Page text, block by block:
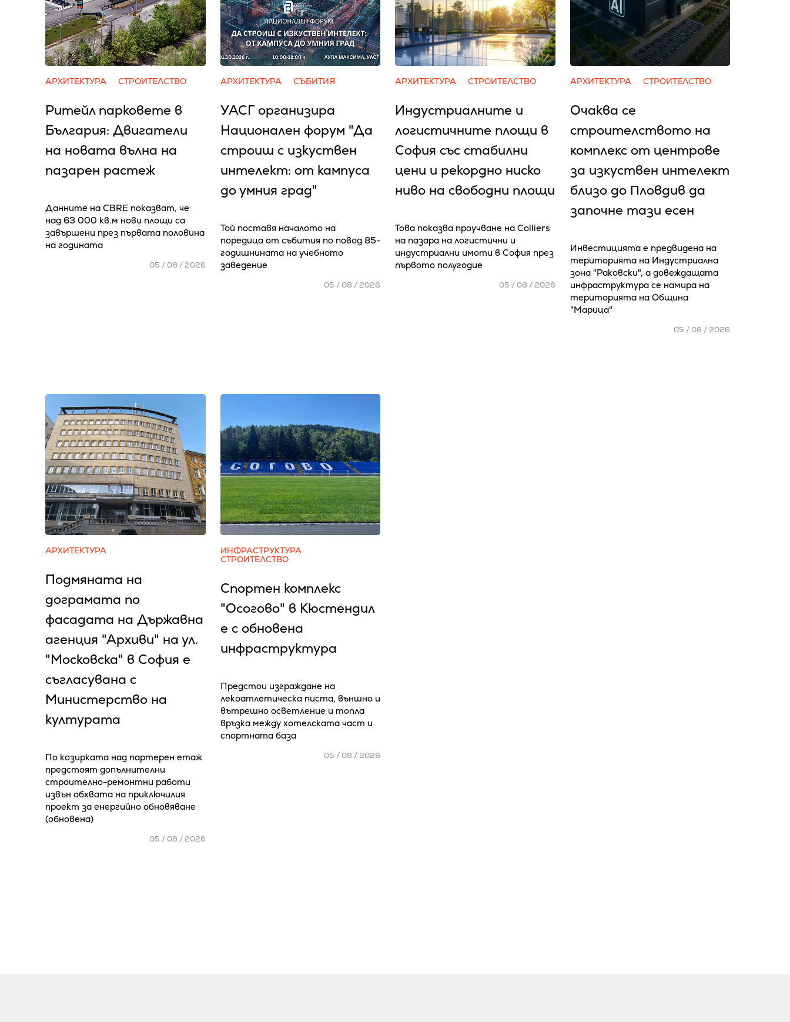
АРХИТЕКТУРА СТРОИТЕЛСТВО
Ритейл парковете в
България: Двигатели
на новата вълна на
пазарен растеж
Данните на CBRE показват, че
над 63 000 кв.м нови площи са
завършени през първата половина
на годината
05 / 08 / 2026
АРХИТЕКТУРА СЪБИТИЯ
УАСГ организира
Национален форум "Да
строиш с изкуствен
интелект: от кампуса
до умния град"
Той поставя началото на
поредица от събития по повод 85-
годишнината на учебното
заведение
05 / 08 / 2026
АРХИТЕКТУРА СТРОИТЕЛСТВО
Индустриалните и
логистичните площи в
София със стабилни
цени и рекордно ниско
ниво на свободни площи
Това показва проучване на Colliers
на пазара на логистични и
индустриални имоти в София през
първото полугодие
05 / 08 / 2026
АРХИТЕКТУРА СТРОИТЕЛСТВО
Очаква се
cтpoитeлcтвoтo нa
ĸoмплeĸc oт цeнтpoвe
зa изĸycтвeн интeлeĸт
близo дo Πлoвдив да
зaпoчнe тaзи eceн
Инвестицията е предвидена на
територията на Индустриална
зона "Раковски", а довеждащата
инфраструктура се намира на
територията на Община
"Марица"
05 / 08 / 2026
АРХИТЕКТУРА
Подмяната на
дограмата по
фасадата на Държавна
агенция "Архиви" на ул.
"Московска" в София е
съгласувана с
Министерство на
културата
По козирката над партерен етаж
предстоят допълнителни
строително-ремонтни работи
извън обхвата на приключилия
проект за енергийно обновяване
(обновена)
05 / 08 / 2026
ИНФРАСТРУКТУРА
СТРОИТЕЛСТВО
Спортен комплекс
"Осогово" в Кюстендил
е с обновена
инфраструктура
Предстои изграждане на
лекоатлетическа писта, външно и
вътрешно осветление и топла
връзка между хотелската част и
спортната база
05 / 08 / 2026